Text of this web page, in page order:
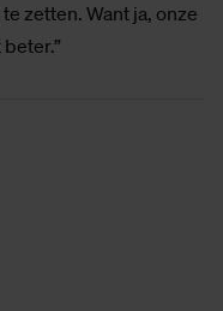
zetten. Want ja, onze